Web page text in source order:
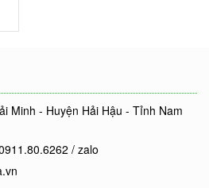
Minh - Huyện Hải Hậu - Tỉnh Nam
/ zalo